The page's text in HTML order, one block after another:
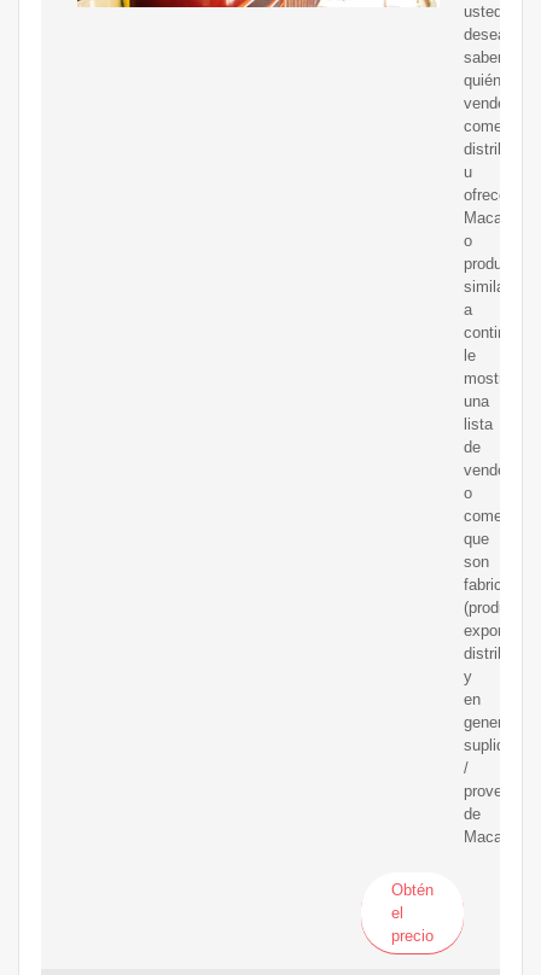
usted
desea
saber
quién
vende,
distribuye
u
ofrece
o
productos
similares,
a
le
mostramos
una
lista
de
o
que
son
fabricantes
y
en
general
suplidores
/
de
Obtén
el
precio